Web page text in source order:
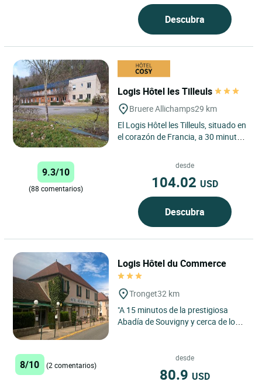
Descubra
Logis Hôtel les Tilleuls
Bruere Allichamps29 km
El Logis Hôtel les Tilleuls, situado en
el corazón de Francia, a 30 minutos
Amand Montrond....
9.3/10
(88 comentarios)
desde
104.02 USD
Descubra
Logis Hôtel du Commerce
Tronget32 km
"A 15 minutos de la prestigiosa
Abadía de Souvigny y cerca de los
8/10 (2 comentarios)
desde
80.9 USD